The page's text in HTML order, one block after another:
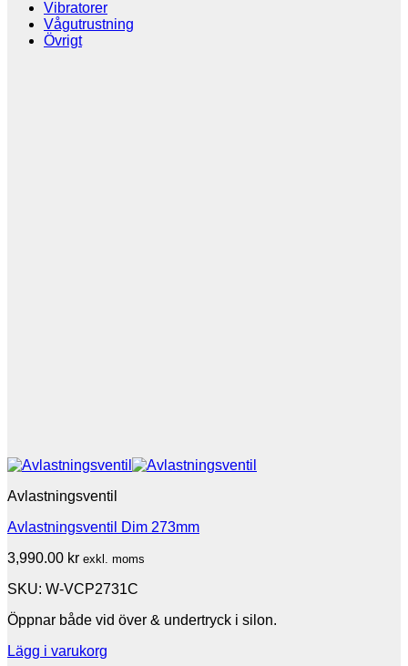
Vibratorer
Vågutrustning
Övrigt
Avlastningsventil
Avlastningsventil Dim 273mm
3,990.00 kr exkl. moms
SKU: W-VCP2731C
Öppnar både vid över & undertryck i silon.
Lägg i varukorg